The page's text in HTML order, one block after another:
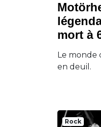
mort à
Le monde
en deuil.
Rock